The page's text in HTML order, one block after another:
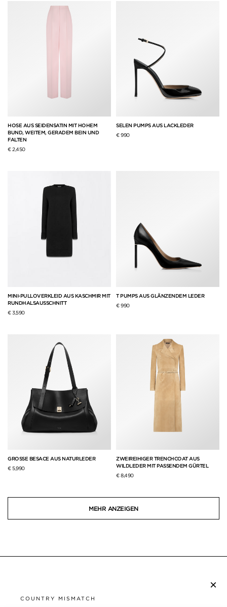
HOSE AUS SEIDENSATIN MIT HOHEM
BUND, WEITEM, GERADEM BEIN UND
FALTEN
€ 2,450
SELEN PUMPS AUS LACKLEDER
€ 990
MINI-PULLOVERKLEID AUS KASCHMIR MIT
RUNDHALSAUSSCHNITT
€ 3,590
T PUMPS AUS GLÄNZENDEM LEDER
€ 990
GROSSE BESACE AUS NATURLEDER
€ 5,990
ZWEIREIHIGER TRENCHCOAT AUS
WILDLEDER MIT PASSENDEM GÜRTEL
€ 8,490
MEHR ANZEIGEN
×
COUNTRY MISMATCH